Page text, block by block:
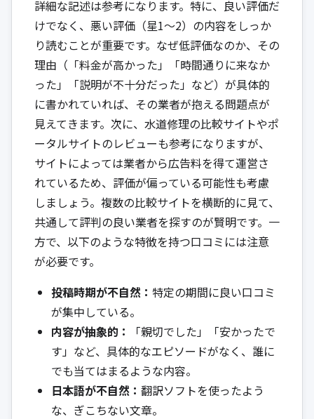
詳細な記述は参考になります。特に、良い評価だ
けでなく、悪い評価（星1～2）の内容をしっか
り読むことが重要です。なぜ低評価なのか、その
理由（「料金が高かった」「時間通りに来なか
った」「説明が不十分だった」など）が具体的
に書かれていれば、その業者が抱える問題点が
見えてきます。次に、水道修理の比較サイトやポ
ータルサイトのレビューも参考になりますが、
サイトによっては業者から広告料を得て運営さ
れているため、評価が偏っている可能性も考慮
しましょう。複数の比較サイトを横断的に見て、
共通して評判の良い業者を探すのが賢明です。一
方で、以下のような特徴を持つ口コミには注意
が必要です。
投稿時期が不自然： 特定の期間に良い口コミ
が集中している。
内容が抽象的：
「親切でした」「安かったで
す」など、具体的なエピソードがなく、誰に
でも当てはまるような内容。
日本語が不自然： 翻訳ソフトを使ったよう
な、ぎこちない文章。